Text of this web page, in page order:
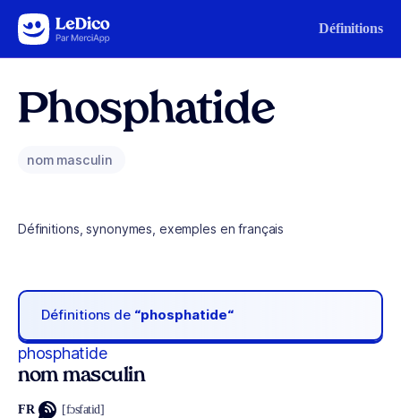
Aller au contenu Définitions
Phosphatide
nom masculin
Définitions, synonymes, exemples en français
Définitions de “phosphatide“
phosphatide
nom masculin
FR [fɔsfatid]